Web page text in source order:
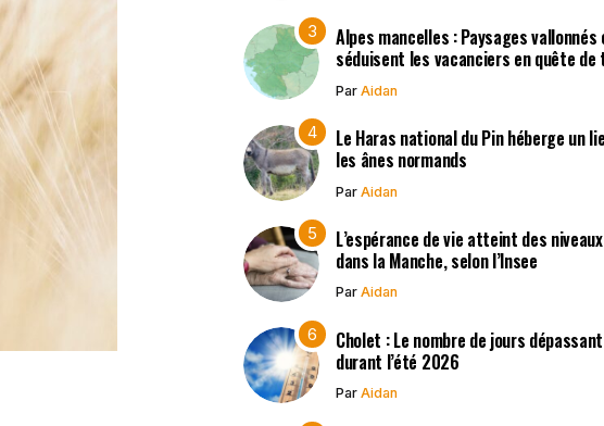
Alpes mancelles : Paysages
séduisent les vacanciers en quête
Par Aidan
Le Haras national du Pin héberge un
les ânes normands
Par Aidan
L’espérance de vie atteint des
dans la Manche, selon l’Insee
Par Aidan
Cholet : Le nombre de jours
durant l’été 2026
Par Aidan